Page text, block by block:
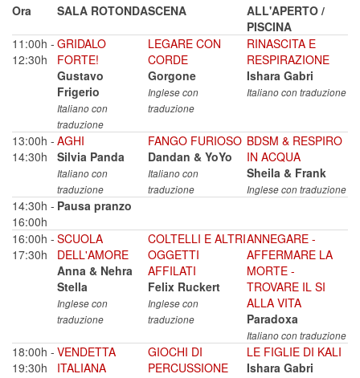
Ora SALA ROTONDASCENA
ALL'APERTO /
PISCINA
11:00h -
12:30h
GRIDALO
FORTE!
Gustavo
Frigerio
Italiano con
traduzione
LEGARE CON
CORDE
Gorgone
Inglese con
traduzione
RINASCITA E
RESPIRAZIONE
Ishara Gabri
Italiano con traduzione
13:00h -
14:30h
AGHI
Silvia Panda
Italiano con
traduzione
FANGO FURIOSO
Dandan & YoYo
Italiano con
traduzione
BDSM & RESPIRO
IN ACQUA
Sheila & Frank
Inglese con traduzione
14:30h -
16:00h
Pausa pranzo
16:00h -
17:30h
SCUOLA
DELL'AMORE
Anna & Nehra
Stella
Inglese con
traduzione
COLTELLI E ALTRI
OGGETTI
AFFILATI
Felix Ruckert
Inglese con
traduzione
ANNEGARE -
AFFERMARE LA
MORTE -
TROVARE IL SI
ALLA VITA
Paradoxa
Italiano con traduzione
18:00h -
19:30h
VENDETTA
ITALIANA
GIOCHI DI
PERCUSSIONE
LE FIGLIE DI KALI
Ishara Gabri